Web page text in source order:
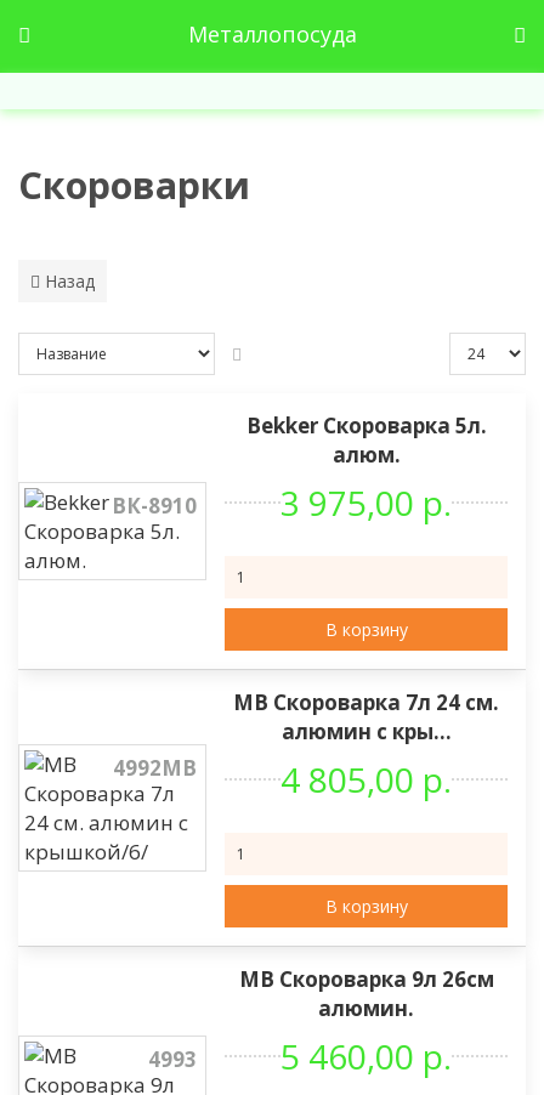
Металлопосуда
Скороварки
Назад
ВК-8910
Bekker Скороварка 5л.
алюм.
3 975,00 р.
В корзину
4992МВ
МВ Скороварка 7л 24 см.
алюмин с кры...
4 805,00 р.
В корзину
4993
МВ Скороварка 9л 26см
алюмин.
5 460,00 р.